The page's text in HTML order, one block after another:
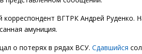
корреспондент ВГТРК Андрей Руденко.
амуниция.
о потерях в рядах ВСУ. Сдавшийся